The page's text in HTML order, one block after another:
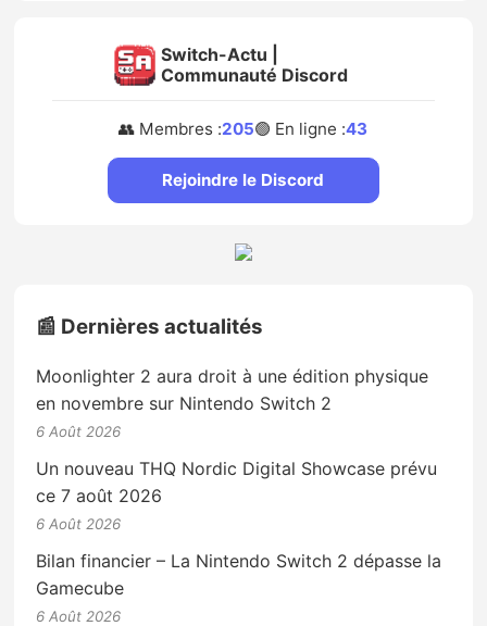
Switch-Actu |
Communauté Discord
👥 Membres :205🟢 En ligne :43
Rejoindre le Discord
📰 Dernières actualités
Moonlighter 2 aura droit à une édition physique
en novembre sur Nintendo Switch 2
6 Août 2026
Un nouveau THQ Nordic Digital Showcase prévu
ce 7 août 2026
6 Août 2026
Bilan financier – La Nintendo Switch 2 dépasse la
Gamecube
6 Août 2026